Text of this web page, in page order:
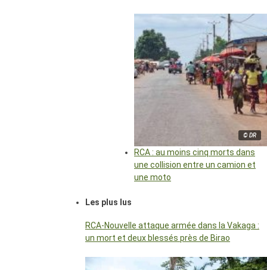
© DR
RCA : au moins cinq morts dans
une collision entre un camion et
une moto
Les plus lus
RCA-Nouvelle attaque armée dans la Vakaga :
un mort et deux blessés près de Birao